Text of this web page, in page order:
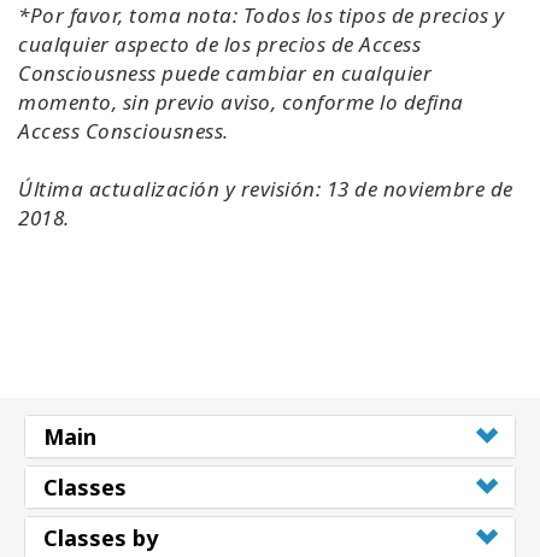
*Por favor, toma nota: Todos los tipos de precios y
cualquier aspecto de los precios de Access
Consciousness puede cambiar en cualquier
momento, sin previo aviso, conforme lo defina
Access Consciousness.
Última actualización y revisión: 13 de noviembre de
2018.
Main
Classes
Classes by